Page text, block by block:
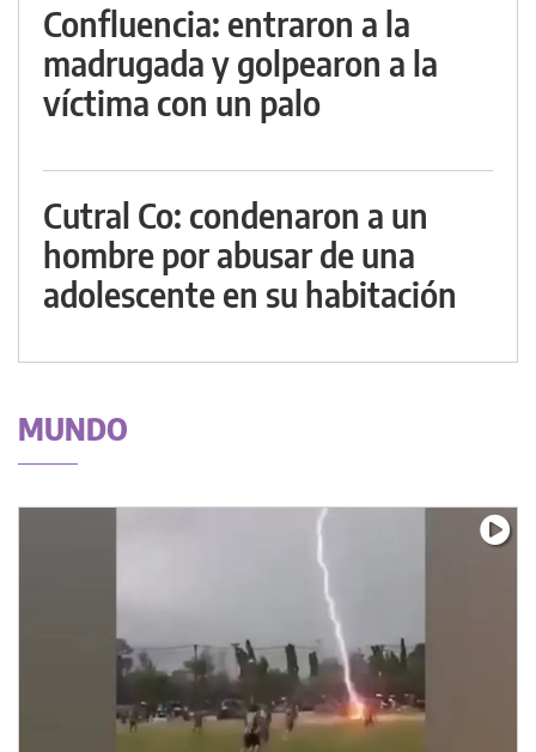
Confluencia: entraron a la
madrugada y golpearon a la
víctima con un palo
Cutral Co: condenaron a un
hombre por abusar de una
adolescente en su habitación
MUNDO